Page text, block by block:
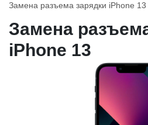
Замена разъема зарядки iPhone 13
Замена
iPhone 13